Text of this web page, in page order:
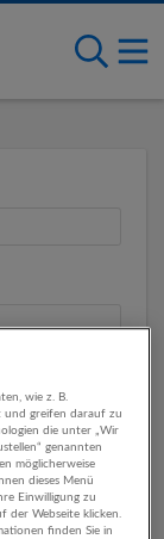
wie z. B.
und greifen darauf zu
die unter „Wir
genannten
möglicherweise
dieses Menü
Einwilligung zu
der Webseite klicken.
finden Sie in